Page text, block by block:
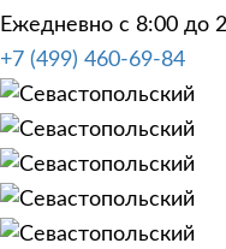
Ежедневно с 8:00 до
+7 (499) 460-69-84